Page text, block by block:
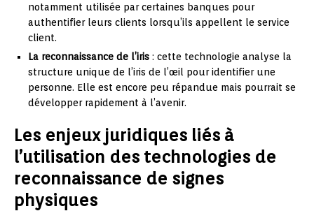
notamment utilisée par certaines banques pour
authentifier leurs clients lorsqu’ils appellent le service
client.
La reconnaissance de l’iris : cette technologie analyse la
structure unique de l’iris de l’œil pour identifier une
personne. Elle est encore peu répandue mais pourrait se
développer rapidement à l’avenir.
Les enjeux juridiques liés à
l’utilisation des technologies de
reconnaissance de signes
physiques